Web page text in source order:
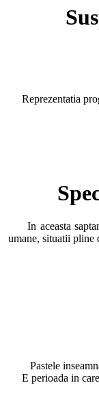
Reprezentatia
In aceasta
umane, situatii pline
Pastele inseamna
E perioada in care